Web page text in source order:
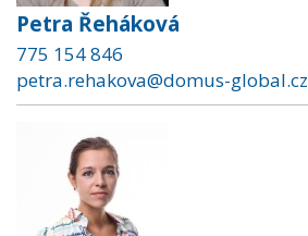
Petra Řeháková
775 154 846
petra.rehakova@domus-global.cz